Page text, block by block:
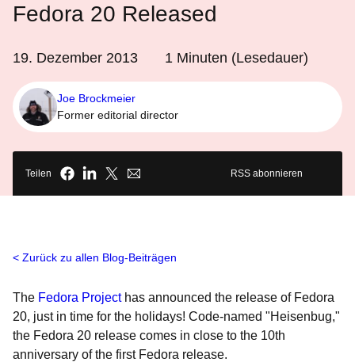
Fedora 20 Released
19. Dezember 2013 1 Minuten (Lesedauer)
Joe Brockmeier
Former editorial director
Teilen RSS abonnieren
Zurück zu allen Blog-Beiträgen
The Fedora Projecthas announced the release of Fedora
20, just in time for the holidays! Code-named "Heisenbug,"
the Fedora 20 release comes in close to the 10th
anniversary of the first Fedora release.